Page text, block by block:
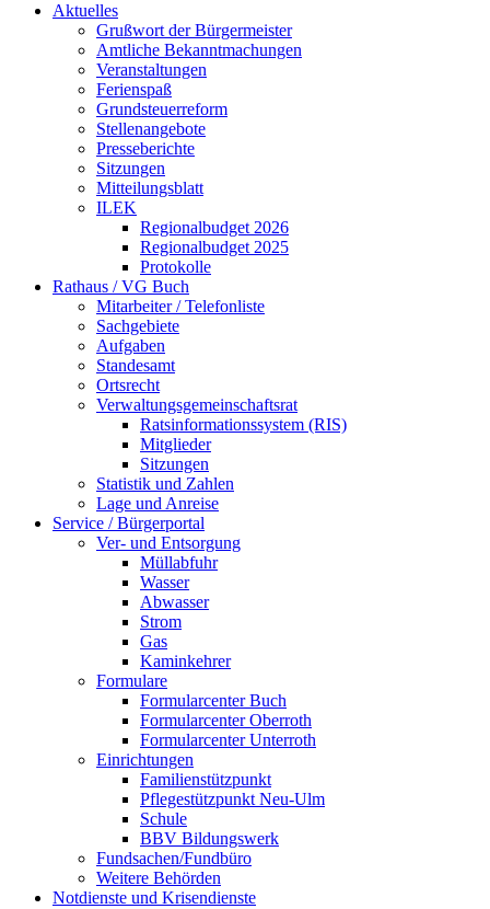
Aktuelles
Grußwort der Bürgermeister
Amtliche Bekanntmachungen
Veranstaltungen
Ferienspaß
Grundsteuerreform
Stellenangebote
Presseberichte
Sitzungen
Mitteilungsblatt
ILEK
Regionalbudget 2026
Regionalbudget 2025
Protokolle
Rathaus / VG Buch
Mitarbeiter / Telefonliste
Sachgebiete
Aufgaben
Standesamt
Ortsrecht
Verwaltungsgemeinschaftsrat
Ratsinformationssystem (RIS)
Mitglieder
Sitzungen
Statistik und Zahlen
Lage und Anreise
Service / Bürgerportal
Ver- und Entsorgung
Müllabfuhr
Wasser
Abwasser
Strom
Gas
Kaminkehrer
Formulare
Formularcenter Buch
Formularcenter Oberroth
Formularcenter Unterroth
Einrichtungen
Familienstützpunkt
Pflegestützpunkt Neu-Ulm
Schule
BBV Bildungswerk
Fundsachen/Fundbüro
Weitere Behörden
Notdienste und Krisendienste